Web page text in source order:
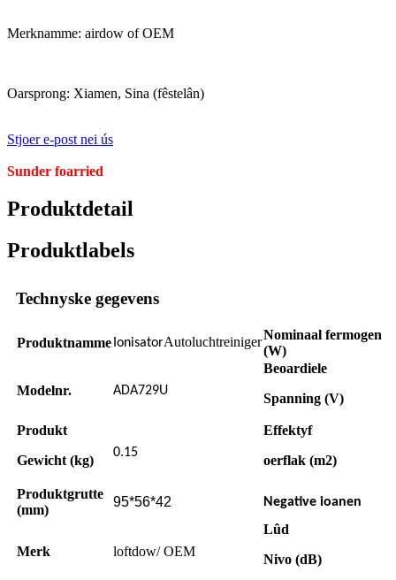
Merknamme: airdow of OEM
Oarsprong: Xiamen, Sina (fêstelân)
Stjoer e-post nei ús
Sunder foarried
Produktdetail
Produktlabels
Technyske gegevens
Produktnamme IonisatorAutoluchtreinigerNominaal fermogen
(W)
Modelnr. ADA729U
Beoardiele
Spanning (V)
Produkt
Gewicht (kg)
0.15
Effektyf
oerflak (m2)
Produktgrutte
(mm)
95*56*42 Negative ioanen
Merk loftdow/ OEM
Lûd
Nivo (dB)